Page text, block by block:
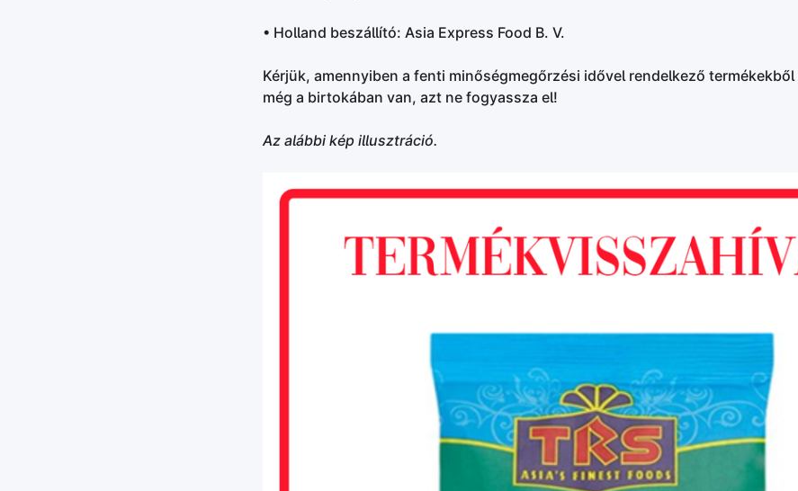
• Holland beszállító: Asia Express Food B. V.
Kérjük, amennyiben a fenti minőségmegőrzési idővel rendelkező
még a birtokában van, azt ne fogyassza el!
Az alábbi kép illusztráció.